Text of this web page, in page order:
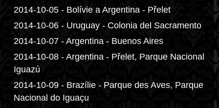
2014-10-05 - Bolívie a Argentina - Přelet
2014-10-06 - Uruguay - Colonia del Sacramento
2014-10-07 - Argentina - Buenos Aires
2014-10-08 - Argentina - Přelet, Parque Nacional
Iguazú
2014-10-09 - Brazílie - Parque des Aves, Parque
Nacional do Iguaçu